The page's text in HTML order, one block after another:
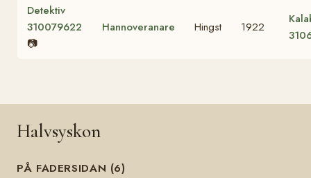
Detektiv
310079622
📷
Hannoveranare Hingst 1922
Halvsyskon
PÅ FADERSIDAN (6)